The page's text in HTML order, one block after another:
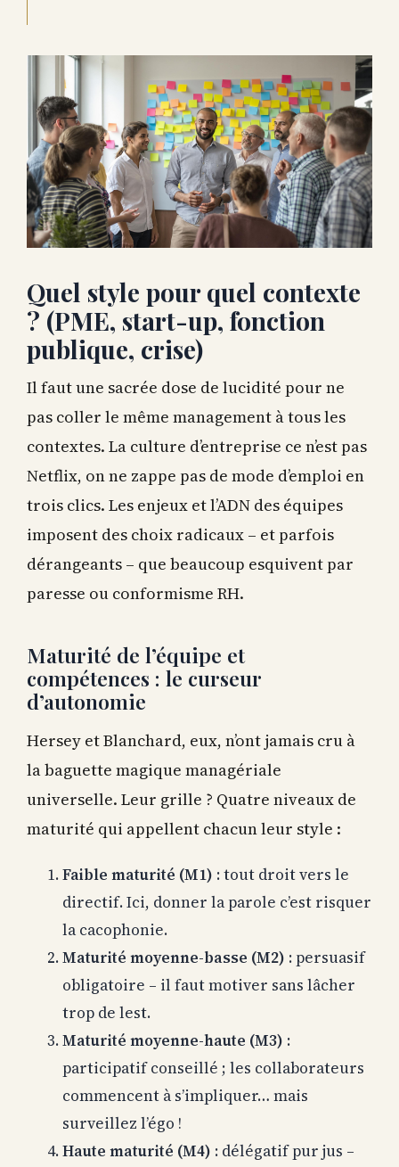
Quel style pour quel contexte
? (PME, start-up, fonction
publique, crise)
Il faut une sacrée dose de lucidité pour ne
pas coller le même management à tous les
contextes. La culture d’entreprise ce n’est pas
Netflix, on ne zappe pas de mode d’emploi en
trois clics. Les enjeux et l’ADN des équipes
imposent des choix radicaux – et parfois
dérangeants – que beaucoup esquivent par
paresse ou conformisme RH.
Maturité de l’équipe et
compétences : le curseur
d’autonomie
Hersey et Blanchard, eux, n’ont jamais cru à
la baguette magique managériale
universelle. Leur grille ? Quatre niveaux de
maturité qui appellent chacun leur style :
Faible maturité (M1) : tout droit vers le
directif. Ici, donner la parole c’est risquer
la cacophonie.
Maturité moyenne-basse (M2) : persuasif
obligatoire – il faut motiver sans lâcher
trop de lest.
Maturité moyenne-haute (M3) :
participatif conseillé ; les collaborateurs
commencent à s’impliquer… mais
surveillez l’égo !
Haute maturité (M4) : délégatif pur jus –